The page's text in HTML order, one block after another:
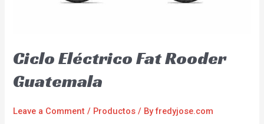
Ciclo Eléctrico Fat Rooder
Guatemala
Leave a Comment / Productos / Byfredyjose.com